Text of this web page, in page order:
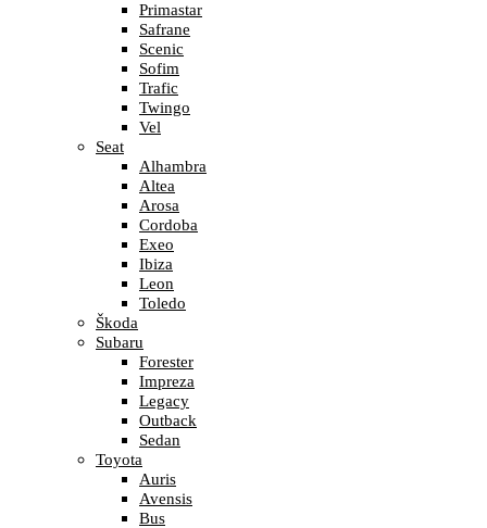
Primastar
Safrane
Scenic
Sofim
Trafic
Twingo
Vel
Seat
Alhambra
Altea
Arosa
Cordoba
Exeo
Ibiza
Leon
Toledo
Škoda
Subaru
Forester
Impreza
Legacy
Outback
Sedan
Toyota
Auris
Avensis
Bus